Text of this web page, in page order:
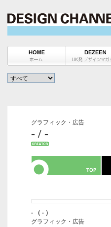
グラフィック・広告
- / -
- （ - ）
グラフィック・広告